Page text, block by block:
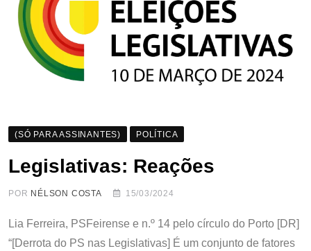
(SÓ PARA ASSINANTES) POLÍTICA
Legislativas: Reações
POR NÉLSON COSTA 15/03/2024
Lia Ferreira, PSFeirense e n.º 14 pelo círculo do Porto [DR]
“[Derrota do PS nas Legislativas] É um conjunto de fatores